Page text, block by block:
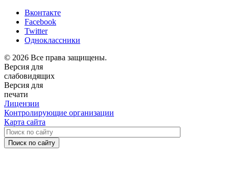
Вконтакте
Facebook
Twitter
Одноклассники
© 2026 Все права защищены.
Версия для
слабовидящих
Версия для
печати
Лицензии
Контролирующие организации
Карта сайта
Поиск по сайту